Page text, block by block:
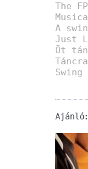
The
A
Just
Öt
Swing
Ajánló: